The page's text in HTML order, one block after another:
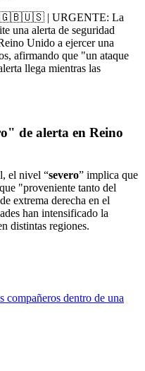
🇬🇧🇺🇸 | URGENTE: La
una alerta de seguridad
Unido a ejercer una
afirmando que "un ataque
llega mientras las
de alerta en Reino
el nivel “severo” implica que
"proveniente tanto del
extrema derecha en el
han intensificado la
distintas regiones.
compañeros dentro de una